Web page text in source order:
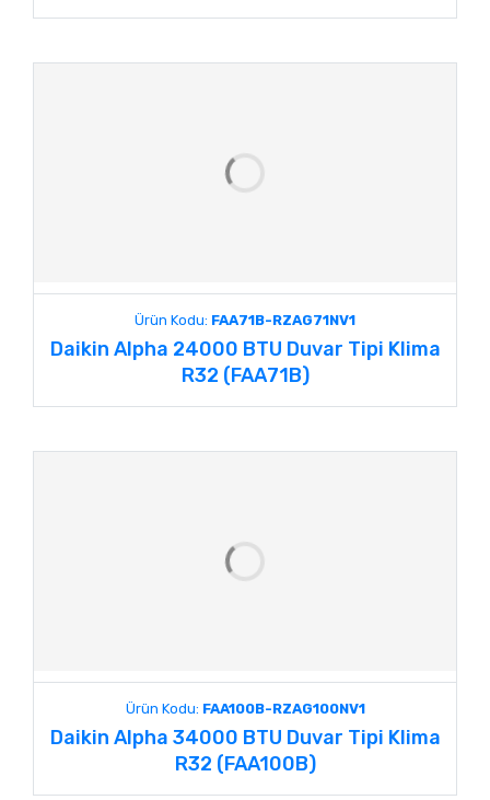
Ürün Kodu: FAA71B-RZAG71NV1
Daikin Alpha 24000 BTU Duvar Tipi Klima
R32 (FAA71B)
Ürün Kodu: FAA100B-RZAG100NV1
Daikin Alpha 34000 BTU Duvar Tipi Klima
R32 (FAA100B)